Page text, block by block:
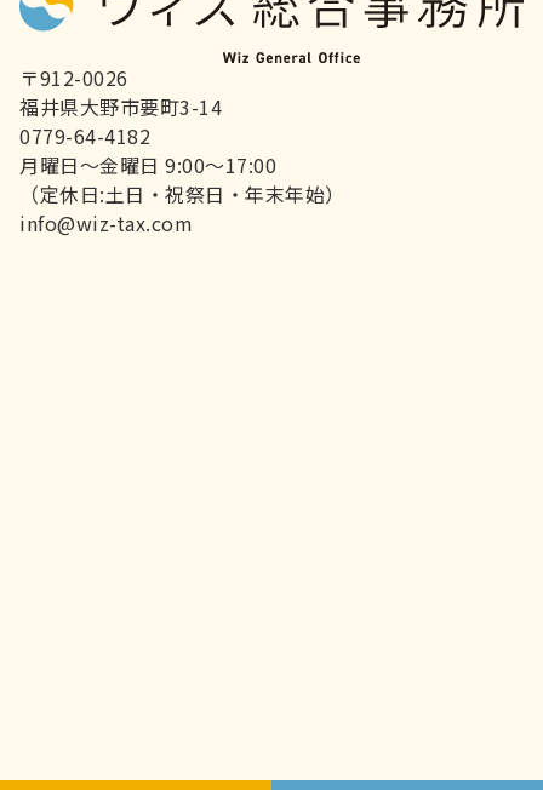
〒912-0026
福井県大野市要町3-14
0779-64-4182
月曜日～金曜日 9:00～17:00
（定休日:土日・祝祭日・年末年始）
info@wiz-tax.com